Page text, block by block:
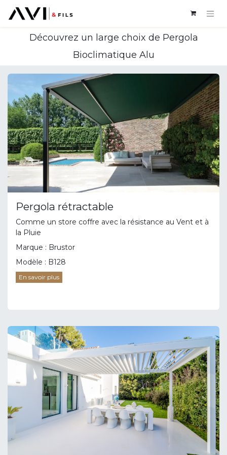
Découvrez un large choix de Pergola
Bioclimatique Alu
Pergola rétractable
Comme un store coffre avec la résistance au Vent et à
la Pluie
Marque : Brustor
Modèle : B128
En savoir plus